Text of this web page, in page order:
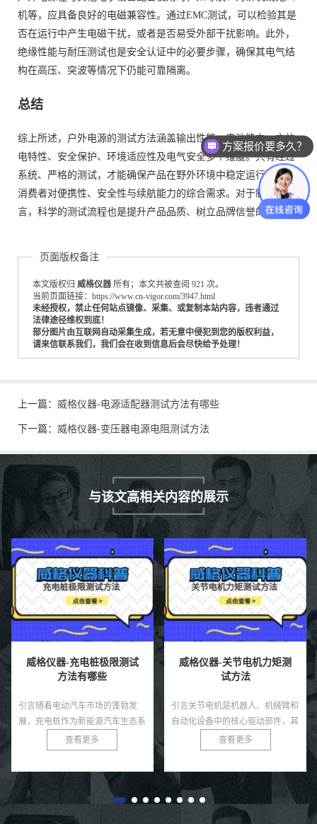
机等，应具备良好的电磁兼容性。通过EMC测试，可以检验其是
否在运行中产生电磁干扰，或者是否易受外部干扰影响。此外，
绝缘性能与耐压测试也是安全认证中的必要步骤，确保其电气结
构在高压、突波等情况下仍能可靠隔离。
总结
综上所述，户外电源的测试方法涵盖输出性能、电池能力、充放
电特性、安全保护、环境适应性及电气安全多个维度。只有经过
系统、严格的测试，才能确保产品在野外环境中稳定运行，满足
消费者对便携性、安全性与续航能力的综合需求。对于制造商而
言，科学的测试流程也是提升产品品质、树立品牌信誉的关键。
页面版权备注
本文版权归 威格仪器 所有；本文共被查阅 921 次。
当前页面链接：https://www.cn-vigor.com/3947.html
未经授权，禁止任何站点镜像、采集、或复制本站内容，违者通过
法律途径维权到底！
部分图片由互联网自动采集生成，若无意中侵犯到您的版权利益，
请来信联系我们，我们会在收到信息后会尽快给予处理！
上一篇： 威格仪器-电源适配器测试方法有哪些
下一篇： 威格仪器-变压器电源电阻测试方法
与该文高相关内容的展示
威格仪器-充电桩极限测试
方法有哪些
引言随着电动汽车市场的蓬勃发
展，充电桩作为新能源汽车生态系
统的核心基础设施，其性能和可靠
性直接影响用户体验和电网安全。
查看更多
威格仪器-关节电机力矩测
试方法
引言关节电机是机器人、机械臂和
自动化设备中的核心驱动部件，其
力矩输出直接决定了系统的运动精
度、负载能力和稳定性。无论是工
节...
查看更多
方案报价要多久？